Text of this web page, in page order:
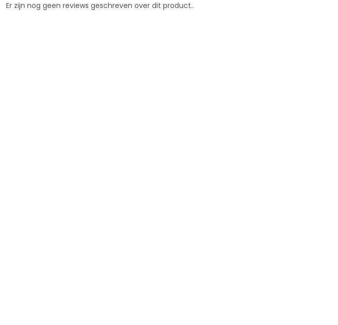
Er zijn nog geen reviews geschreven over dit product..